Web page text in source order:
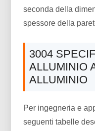
seconda della
spessore della
3004
ALLUMINIO
ALLUMINIO
Per ingegneria e
seguenti tabelle